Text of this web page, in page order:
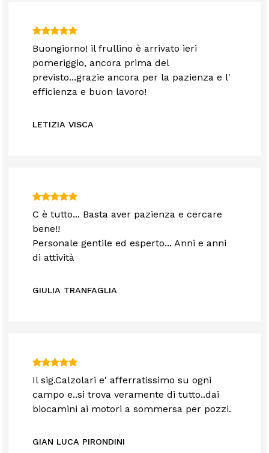
Buongiorno! il frullino è arrivato ieri
pomeriggio, ancora prima del
previsto...grazie ancora per la pazienza e l'
efficienza e buon lavoro!
LETIZIA VISCA
C è tutto... Basta aver pazienza e cercare
bene!!
Personale gentile ed esperto... Anni e anni
di attività
GIULIA TRANFAGLIA
Il sig.Calzolari e' afferratissimo su ogni
campo e..si trova veramente di tutto..dai
biocamini ai motori a sommersa per pozzi.
GIAN LUCA PIRONDINI